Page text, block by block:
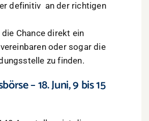
definitiv an der richtigen
Chance direkt ein
oder sogar die
zu finden.
– 18. Juni, 9 bis 15